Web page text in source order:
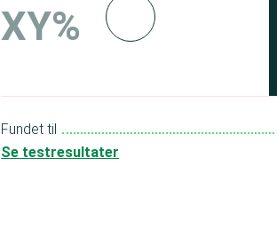
XY%
Fundet til
Se testresultater